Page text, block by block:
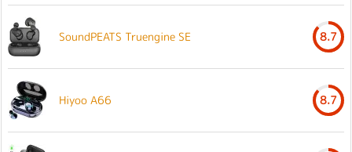
SoundPEATS Truengine SE 8.7
Hiyoo A66 8.7